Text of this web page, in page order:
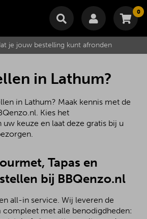
0
is momenteel leeg.
Subtotaal €
winkelmand Bestellen
je jouw bestelling kunt afronden
in Lathum?
in Lathum? Maak kennis met de
Kies het
uw keuze en laat deze gratis bij u
Tapas en
bij BBQenzo.nl
all-in service. Wij leveren de
compleet met alle benodigdheden: